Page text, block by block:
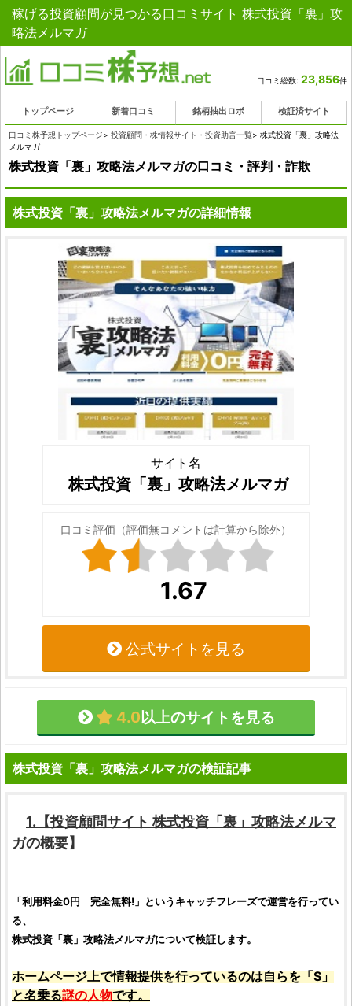
稼げる投資顧問が見つかる口コミサイト 株式投資「裏」攻
略法メルマガ
口コミ総数: 23,856件
トップページ 新着口コミ 銘柄抽出ロボ 検証済サイト
口コミ株予想トップページ> 投資顧問・株情報サイト・投資助言一覧> 株式投資「裏」攻略法
メルマガ
株式投資「裏」攻略法メルマガの口コミ・評判・詐欺
株式投資「裏」攻略法メルマガの詳細情報
サイト名
株式投資「裏」攻略法メルマガ
口コミ評価（評価無コメントは計算から除外）
1.67
公式サイトを見る
4.0以上のサイトを見る
株式投資「裏」攻略法メルマガの検証記事
1.【投資顧問サイト 株式投資「裏」攻略法メルマ
ガの概要】
「利用料金0円 完全無料!」というキャッチフレーズで運営を行ってい
る、
株式投資「裏」攻略法メルマガについて検証します。
ホームページ上で情報提供を行っているのは自らを「S」
と名乗る謎の人物です。